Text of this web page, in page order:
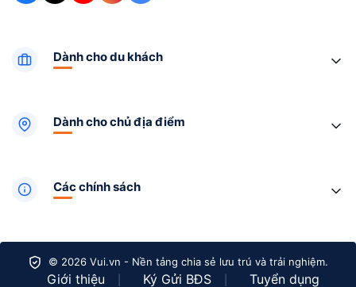
Dành cho du khách
Dành cho chủ địa điểm
Các chính sách
© 2026 Vui.vn - Nền tảng chia sẻ lưu trú và trải nghiệm.
Giới thiệu Ký Gửi BĐS Tuyển dụng